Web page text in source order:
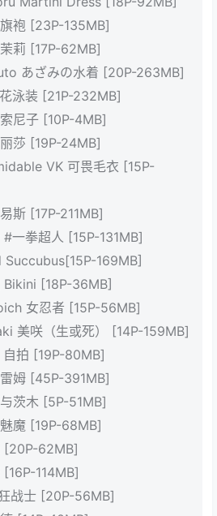
袍 [23P-135MB]
莉 [17P-62MB]
あざみの水着 [20P-263MB]
泳装 [21P-232MB]
尼子 [10P-4MB]
莎 [19P-24MB]
VK 可畏毛衣 [15P-
斯 [17P-211MB]
一拳超人 [15P-131MB]
169MB]
[18P-36MB]
女忍者 [15P-56MB]
美咲（生或死） [14P-159MB]
拍 [19P-80MB]
姆 [45P-391MB]
茨木 [5P-51MB]
魔 [19P-68MB]
[20P-62MB]
114MB]
战士 [20P-56MB]